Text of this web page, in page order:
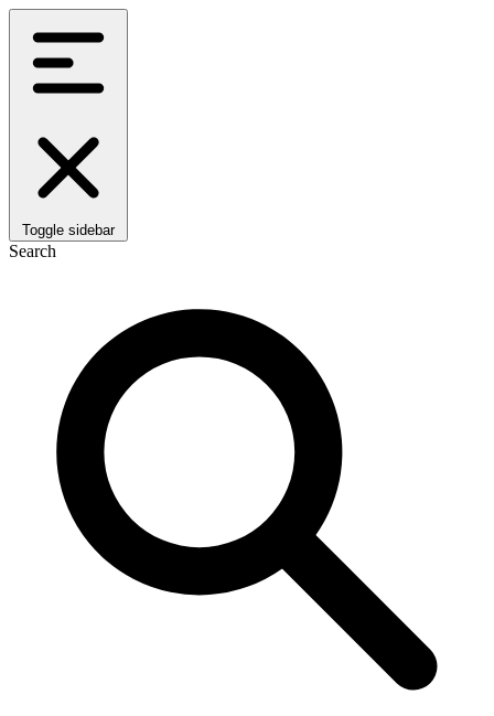
Toggle sidebar
Search